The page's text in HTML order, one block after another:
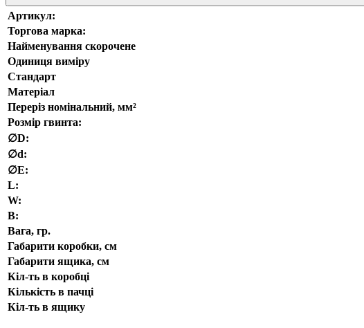
Артикул:
Торгова марка:
Найменування скорочене
Одиниця виміру
Стандарт
Матеріал
Переріз номінальний, мм²
Розмір гвинта:
∅D:
∅d:
∅E:
L:
W:
В:
Вага, гр.
Габарити коробки, см
Габарити ящика, см
Кіл-ть в коробці
Кількість в пачці
Кіл-ть в ящику